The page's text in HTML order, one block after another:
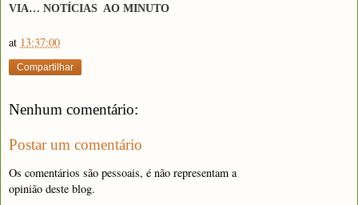
VIA… NOTÍCIAS AO MINUTO
at 13:37:00
Compartilhar
Nenhum comentário:
Postar um comentário
Os comentários são pessoais, é não representam a
opinião deste blog.